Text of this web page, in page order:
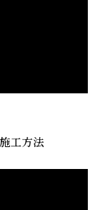
工方法